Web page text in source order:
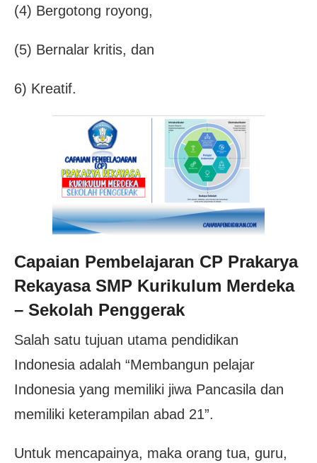
(4) Bergotong royong,
(5) Bernalar kritis, dan
6) Kreatif.
Capaian Pembelajaran CP Prakarya
Rekayasa SMP Kurikulum Merdeka
– Sekolah Penggerak
Salah satu tujuan utama pendidikan
Indonesia adalah “Membangun pelajar
Indonesia yang memiliki jiwa Pancasila dan
memiliki keterampilan abad 21”.
Untuk mencapainya, maka orang tua, guru,